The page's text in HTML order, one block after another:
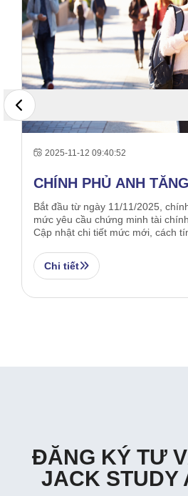
2025-11-12 09:40:52
CHÍNH PHỦ ANH
CHỨNG MINH TÀI
HỌC SINH – CẬP
NHẤT 2025
Bắt đầu từ ngày 11/11/2025,
mức yêu cầu chứng minh tài
Cập nhật chi tiết mức mới, cách
Chi tiết
ĐĂNG KÝ TƯ
JACK STUDY